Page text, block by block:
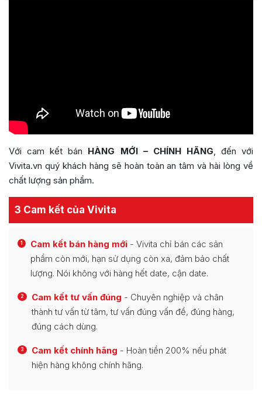
Với cam kết bán HÀNG MỚI – CHÍNH HÃNG, đến với
Vivita.vn quý khách hàng sẽ hoàn toàn an tâm và hài lòng về
chất lượng sản phẩm.
3 Cam kết của Vivita
1 Cam kết bán hàng mới - Vivita chỉ bán các sản
phẩm còn mới, hạn sử dụng còn xa, đảm bảo chất
lượng. Nói không với hàng hết date, cận date.
2 Cam kết tư vấn đúng - Chuyên nghiệp và chân
thành tư vấn từ tâm, tư vấn đúng vấn đề, đúng hàng,
đúng cách dùng.
3 Cam kết chính hãng - Hoàn tiền 200% nếu phát
hiện hàng không chính hãng.